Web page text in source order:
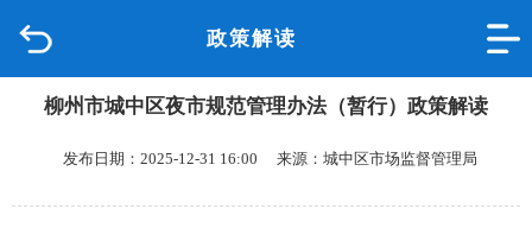
政策解读
品质城中
柳州市城中区夜市规范管理办法（暂行）政策解读
发布日期：2025-12-31 16:00 来源：城中区市场监督管理局